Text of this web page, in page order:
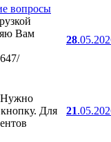
вопросы
Вам
28
Нужно
Для
21